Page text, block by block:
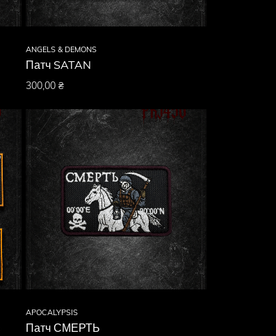
ANGELS & DEMONS
Патч SATAN
300,00₴
APOCALYPSIS
Патч СМЕРТЬ